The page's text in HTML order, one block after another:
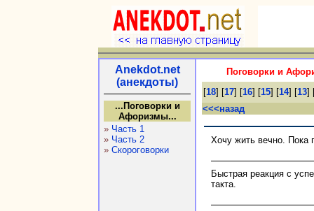
Anekdot.net
(анекдоты)
...Поговорки и
Афоризмы...
» Часть 1
» Часть 2
» Скороговорки
Поговорки и
[18] [17] [16] [15] [14] [13]
<<<назад
Хочу жить вечно. Пока
Быстрая реакция с
такта.